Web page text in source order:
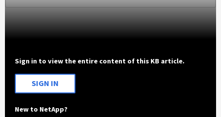
Sign in to view the entire content of this KB article.
SIGN IN
New to NetApp?